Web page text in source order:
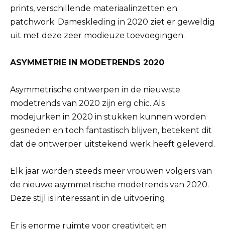
prints, verschillende materiaalinzetten en
patchwork. Dameskleding in 2020 ziet er geweldig
uit met deze zeer modieuze toevoegingen.
ASYMMETRIE IN MODETRENDS 2020
Asymmetrische ontwerpen in de nieuwste
modetrends van 2020 zijn erg chic. Als
modejurken in 2020 in stukken kunnen worden
gesneden en toch fantastisch blijven, betekent dit
dat de ontwerper uitstekend werk heeft geleverd.
Elk jaar worden steeds meer vrouwen volgers van
de nieuwe asymmetrische modetrends van 2020.
Deze stijl is interessant in de uitvoering.
Er is enorme ruimte voor creativiteit en